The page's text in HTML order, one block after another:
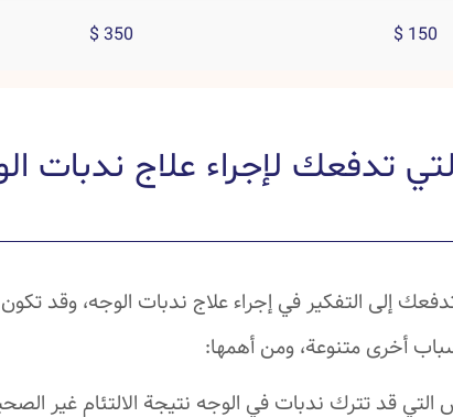
150 $
350 $
تدفعك لإجراء علاج ندبات
إلى التفكير في إجراء علاج ندبات الوجه، وقد
أخرى متنوعة، ومن أهمها:
التي قد تترك ندبات في الوجه نتيجة الالتئام غير